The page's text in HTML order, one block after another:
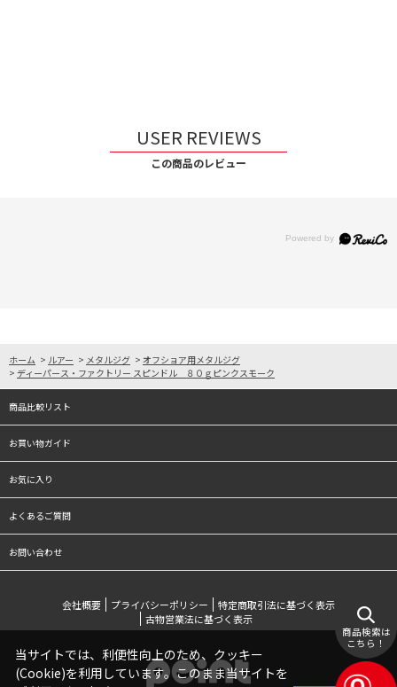
USER REVIEWS
この商品のレビュー
ホーム > ルアー > メタルジグ > オフショア用メタルジグ
> ディーパース・ファクトリー スピンドル ８０ｇピンクスモーク
商品比較リスト
お買い物ガイド
お気に入り
よくあるご質問
お問い合わせ
会社概要 プライバシーポリシー
特定商取引法に基づく表示
古物営業法に基づく表示
商品検索は
こちら！
当サイトでは、利便性向上のため、クッキー
(Cookie)を利用しています。このまま当サイトを